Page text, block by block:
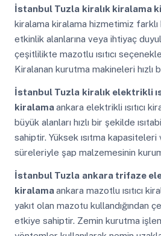
İstanbul Tuzla kiralık kiralama
kiralama kiralama hizmetimiz
etkinlik alanlarına veya ihtiyaç
çeşitlilikte mazotlu ısıtıcı
Kiralanan kurutma makineleri hızlı
İstanbul Tuzla kiralık elektrikli
kiralamaankara elektrikli ısıtıcı
büyük alanları hızlı bir şekilde
sahiptir. Yüksek ısıtma kapasiteleri
süreleriyle şap malzemesinin
İstanbul Tuzla ankara trifaze
kiralamaankara mazotlu ısıtıcı
yakıt olan mazotu kullandığından
etkiye sahiptir. Zemin kurutma